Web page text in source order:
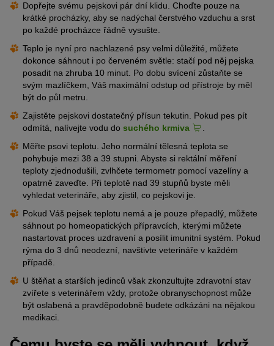
Dopřejte svému pejskovi pár dní klidu. Choďte pouze na
krátké procházky, aby se nadýchal čerstvého vzduchu a srst
po každé procházce řádně vysušte.
Teplo je nyní pro nachlazené psy velmi důležité, můžete
dokonce sáhnout i po červeném světle: stačí pod něj pejska
posadit na zhruba 10 minut. Po dobu svícení zůstaňte se
svým mazlíčkem, Váš maximální odstup od přístroje by měl
být do půl metru.
Zajistěte pejskovi dostatečný přísun tekutin. Pokud pes pít
odmítá, nalívejte vodu do suchého krmiva
.
Měřte psovi teplotu. Jeho normální tělesná teplota se
pohybuje mezi 38 a 39 stupni. Abyste si rektální měření
teploty zjednodušili, zvlhčete termometr pomocí vazelíny a
opatrně zaveďte. Při teplotě nad 39 stupňů byste měli
vyhledat veterináře, aby zjistil, co pejskovi je.
Pokud Váš pejsek teplotu nemá a je pouze přepadlý, můžete
sáhnout po homeopatických přípravcích, kterými můžete
nastartovat proces uzdravení a posílit imunitní systém. Pokud
rýma do 3 dnů neodezní, navštivte veterináře v každém
případě.
U štěňat a starších jedinců však zkonzultujte zdravotní stav
zvířete s veterinářem vždy, protože obranyschopnost může
být oslabená a pravděpodobně budete odkázáni na nějakou
medikaci.